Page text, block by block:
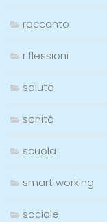
racconto
riflessioni
salute
sanità
scuola
smart working
sociale